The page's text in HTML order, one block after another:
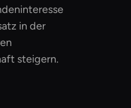
in der
steigern.